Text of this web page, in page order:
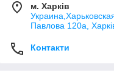
м. Харків
Павлова 120а,
Контакти